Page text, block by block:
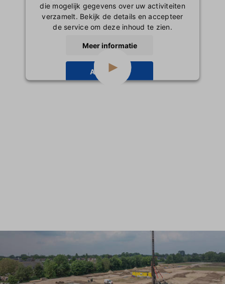
die mogelijk gegevens over uw activiteiten
verzamelt. Bekijk de details en accepteer
de service om deze inhoud te zien.
Meer informatie
Accepteren